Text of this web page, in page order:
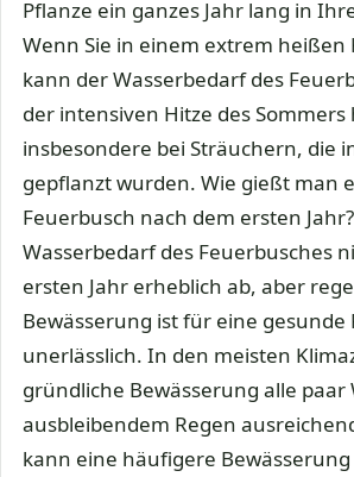
Pflanze ein ganzes Jahr lang in
Wenn Sie in einem extrem heißen
kann der Wasserbedarf des
der intensiven Hitze des Sommers
insbesondere bei Sträuchern, die
gepflanzt wurden. Wie gießt man
Feuerbusch nach dem ersten
Wasserbedarf des Feuerbusches
ersten Jahr erheblich ab, aber
Bewässerung ist für eine gesunde
unerlässlich. In den meisten
gründliche Bewässerung alle paar
ausbleibendem Regen
kann eine häufigere